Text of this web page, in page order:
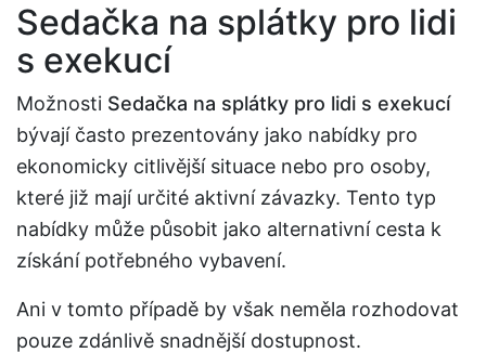
Sedačka na splátky pro lidi
s exekucí
Možnosti Sedačka na splátky pro lidi s exekucí
bývají často prezentovány jako nabídky pro
ekonomicky citlivější situace nebo pro osoby,
které již mají určité aktivní závazky. Tento typ
nabídky může působit jako alternativní cesta k
získání potřebného vybavení.
Ani v tomto případě by však neměla rozhodovat
pouze zdánlivě snadnější dostupnost.